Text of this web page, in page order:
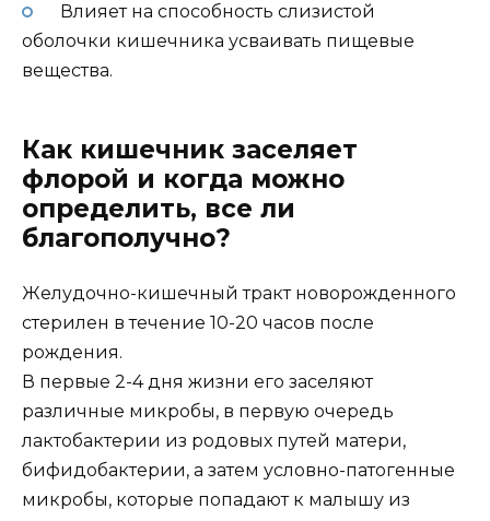
Влияет на способность слизистой
оболочки кишечника усваивать пищевые
вещества.
Как кишечник заселяет
флорой и когда можно
определить, все ли
благополучно?
Желудочно-кишечный тракт новорожденного
стерилен в течение 10-20 часов после
рождения.
В первые 2-4 дня жизни его заселяют
различные микробы, в первую очередь
лактобактерии из родовых путей матери,
бифидобактерии, а затем условно-патогенные
микробы, которые попадают к малышу из